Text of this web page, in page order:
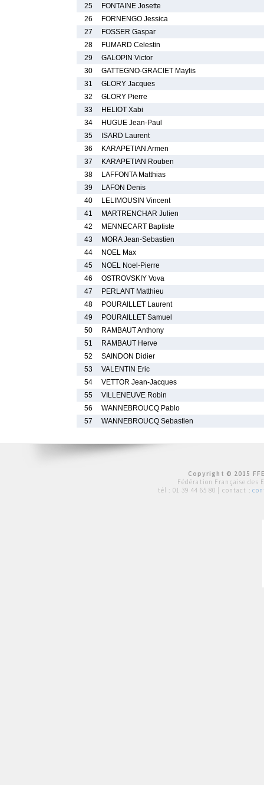
25
FONTAINE Josette
26
FORNENGO Jessica
27
FOSSER Gaspar
28
FUMARD Celestin
29
GALOPIN Victor
30
GATTEGNO-GRACIET Maylis
31
GLORY Jacques
32
GLORY Pierre
33
HELIOT Xabi
34
HUGUE Jean-Paul
35
ISARD Laurent
36
KARAPETIAN Armen
37
KARAPETIAN Rouben
38
LAFFONTA Matthias
39
LAFON Denis
40
LELIMOUSIN Vincent
41
MARTRENCHAR Julien
42
MENNECART Baptiste
43
MORA Jean-Sebastien
44
NOEL Max
45
NOEL Noel-Pierre
46
OSTROVSKIY Vova
47
PERLANT Matthieu
48
POURAILLET Laurent
49
POURAILLET Samuel
50
RAMBAUT Anthony
51
RAMBAUT Herve
52
SAINDON Didier
53
VALENTIN Eric
54
VETTOR Jean-Jacques
55
VILLENEUVE Robin
56
WANNEBROUCQ Pablo
57
WANNEBROUCQ Sebastien
Copyright © 2015
Fédération Française des
tél : 01 39 44 65 80 | contact :